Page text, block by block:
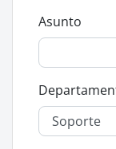
Asunto